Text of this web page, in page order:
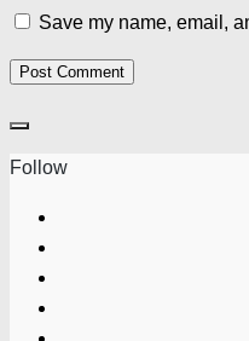
Save my name, email,
Follow